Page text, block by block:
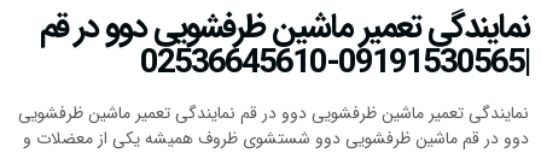
نمایندگی تعمیر ماشین ظرفشویی دوو در قم
|09191530565-02536645610
نمایندگی تعمیر ماشین ظرفشویی دوو در قم نمایندگی تعمیر ماشین ظرفشویی
دوو در قم ماشین ظرفشویی دوو شستشوی ظروف همیشه یکی از معضلات و